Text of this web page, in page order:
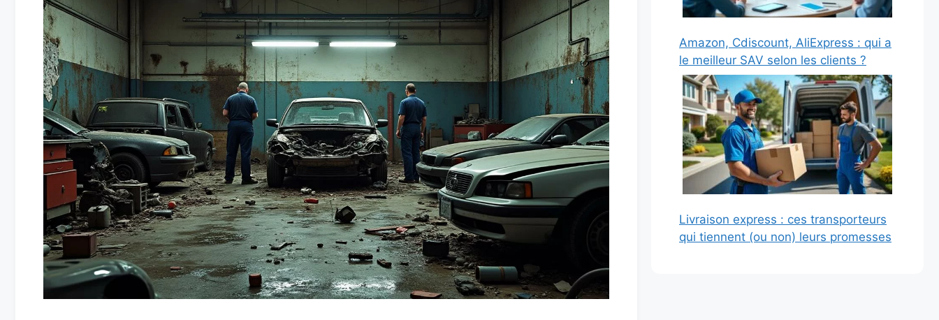
Amazon, Cdiscount, AliExpress : qui a
le meilleur SAV selon les clients ?
Livraison express : ces transporteurs
qui tiennent (ou non) leurs promesses